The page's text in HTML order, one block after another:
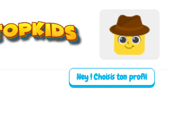
Hey ! Choisis ton profil